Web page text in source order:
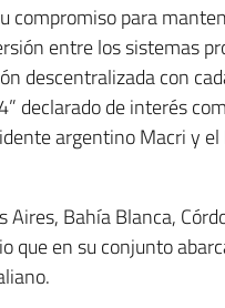
compromiso para
entre los sistemas
descentralizada con
declarado de interés
argentino Macri y
Bahía Blanca,
que en su conjunto